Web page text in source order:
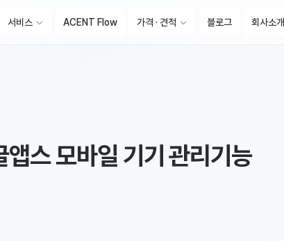
서비스 ACENT Flow 가격 · 견적 블로그 회사소개
앱스 모바일 기기 관리기능